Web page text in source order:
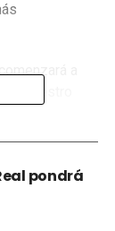
a
nuestro
pondrá